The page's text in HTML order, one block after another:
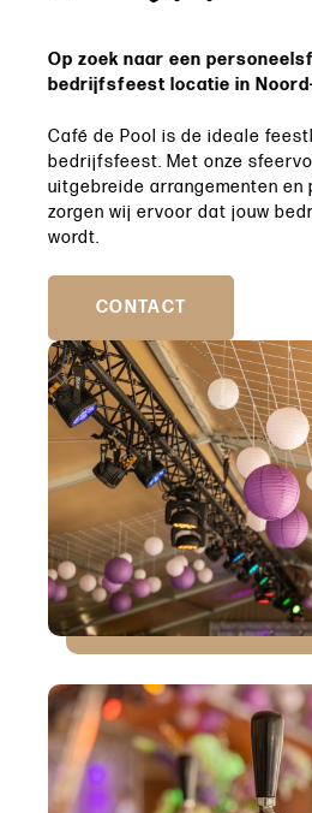
Op zoek naar een
bedrijfsfeest locatie in
Café de Pool is de ideale
bedrijfsfeest. Met onze
uitgebreide arrangementen en
zorgen wij ervoor dat jouw
wordt.
CONTACT